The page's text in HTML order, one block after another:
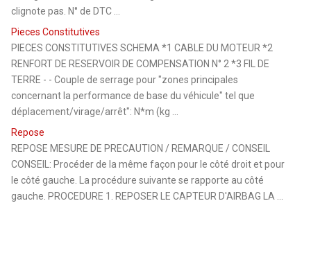
clignote pas. N° de DTC ...
Pieces Constitutives
PIECES CONSTITUTIVES SCHEMA *1 CABLE DU MOTEUR *2
RENFORT DE RESERVOIR DE COMPENSATION N° 2 *3 FIL DE
TERRE - - Couple de serrage pour "zones principales
concernant la performance de base du véhicule" tel que
déplacement/virage/arrêt": N*m (kg ...
Repose
REPOSE MESURE DE PRECAUTION / REMARQUE / CONSEIL
CONSEIL: Procéder de la même façon pour le côté droit et pour
le côté gauche. La procédure suivante se rapporte au côté
gauche. PROCEDURE 1. REPOSER LE CAPTEUR D'AIRBAG LA ...